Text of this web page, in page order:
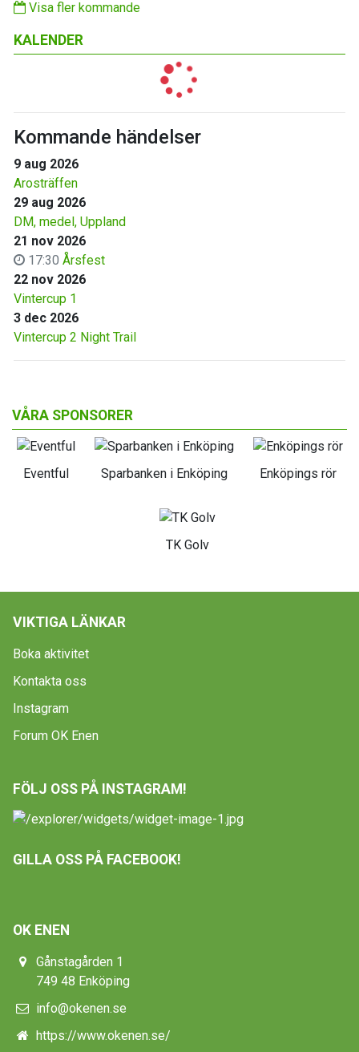
Visa fler kommande
KALENDER
Kommande händelser
9 aug 2026
Arosträffen
29 aug 2026
DM, medel, Uppland
21 nov 2026
17:30 Årsfest
22 nov 2026
Vintercup 1
3 dec 2026
Vintercup 2 Night Trail
VÅRA SPONSORER
Eventful Sparbanken i Enköping Enköpings rör
TK Golv
VIKTIGA LÄNKAR
Boka aktivitet
Kontakta oss
Instagram
Forum OK Enen
FÖLJ OSS PÅ INSTAGRAM!
GILLA OSS PÅ FACEBOOK!
OK ENEN
Gånstagården 1
749 48 Enköping
info@okenen.se
https://www.okenen.se/